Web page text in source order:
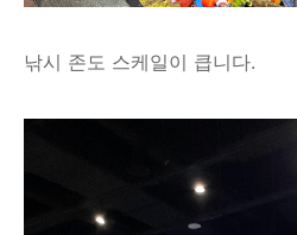
낚시 존도 스케일이 큽니다.